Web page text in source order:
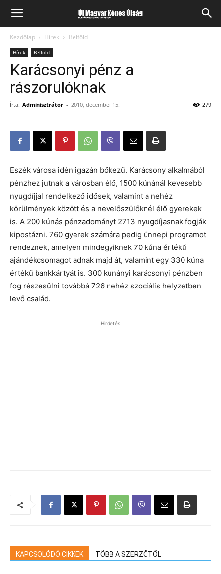
Kezdőlap Hírek Belföld
Hírek Belföld
Karácsonyi pénz a
rászorulóknak
Írta: Adminisztrátor - 2010, december 15. 279
Eszék városa idén igazán bőkezű. Karácsony alkalmából
pénzhez jutnak a városban élő, 1500 kúnánál kevesebb
nyugdíjjal rendelkező idősek, valamint a nehéz
körülmények között és a nevelőszülőknél élő gyerekek
is. A 200 kúnás pénzadományt 2713 nyugdíjasnak fogják
kipostázni. 760 gyerek számára pedig ünnepi programot
rendeznek, amelyen mindegyiknek 70 kúna értékű
ajándékcsomagot adnak majd át, valamint egy 330 kúna
értékű bankkártyát is. 300 kúnányi karácsonyi pénzben
fog részesülni továbbá 726 nehéz szociális helyzetben
levő család.
Hirdetés
KAPCSOLÓDÓ CIKKEK TÖBB A SZERZŐTŐL